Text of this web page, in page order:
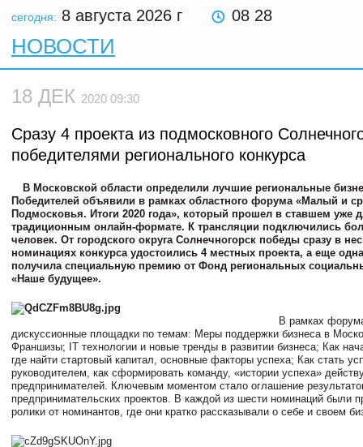
сегодня: 8 августа 2026 г 08 28
НОВОСТИ
18 ДЕК 2020 09:30
Сразу 4 проекта из подмосковного
победителями регионального конкурса
В Московской области определили лучшие региональные
Победителей объявили в рамках областного форума «Малый и
Подмосковья. Итоги 2020 года», который прошел в ставшем уже
традиционным онлайн-формате. К трансляции подключились
человек. От городского округа Солнечногорск победы сразу в
номинациях конкурса удостоились 4 местных проекта, а еще
получила специальную премию от Фонд региональных
«Наше будущее».
В рамках
дискуссионные площадки по темам: Меры поддержки бизнеса в
Франшизы; IT технологии и новые тренды в развитии бизнеса; Как
где найти стартовый капитал, основные факторы успеха; Как стать
руководителем, как сформировать команду, «истории успеха»
предпринимателей. Ключевым моментом стало оглашение
предпринимательских проектов. В каждой из шести номинаций были
ролики от номинантов, где они кратко рассказывали о себе и своем